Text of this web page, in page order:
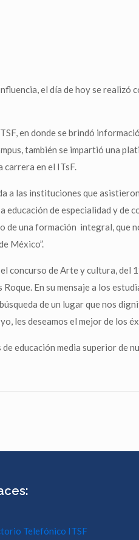
el día de hoy se
en donde se brindó
también se impartió una
en el ITsF.
a las instituciones que
de especialidad y de
una formación integral, que
México”.
de Arte y cultura, del
En su mensaje a los
de un lugar que nos
les deseamos el mejor de los
educación media superior de
Telefónico ITSF